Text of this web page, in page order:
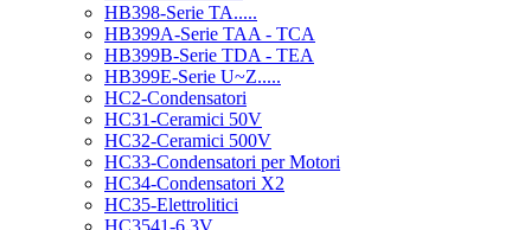
HB398-Serie TA.....
HB399A-Serie TAA - TCA
HB399B-Serie TDA - TEA
HB399E-Serie U~Z.....
HC2-Condensatori
HC31-Ceramici 50V
HC32-Ceramici 500V
HC33-Condensatori per Motori
HC34-Condensatori X2
HC35-Elettrolitici
HC3541-6,3V